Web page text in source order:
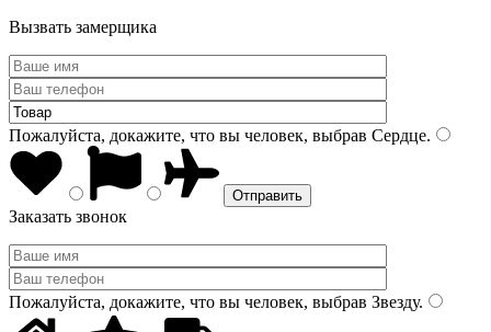
Вызвать замерщика
Пожалуйста, докажите, что вы человек, выбрав Сердце.
Заказать звонок
Пожалуйста, докажите, что вы человек, выбрав Звезду.